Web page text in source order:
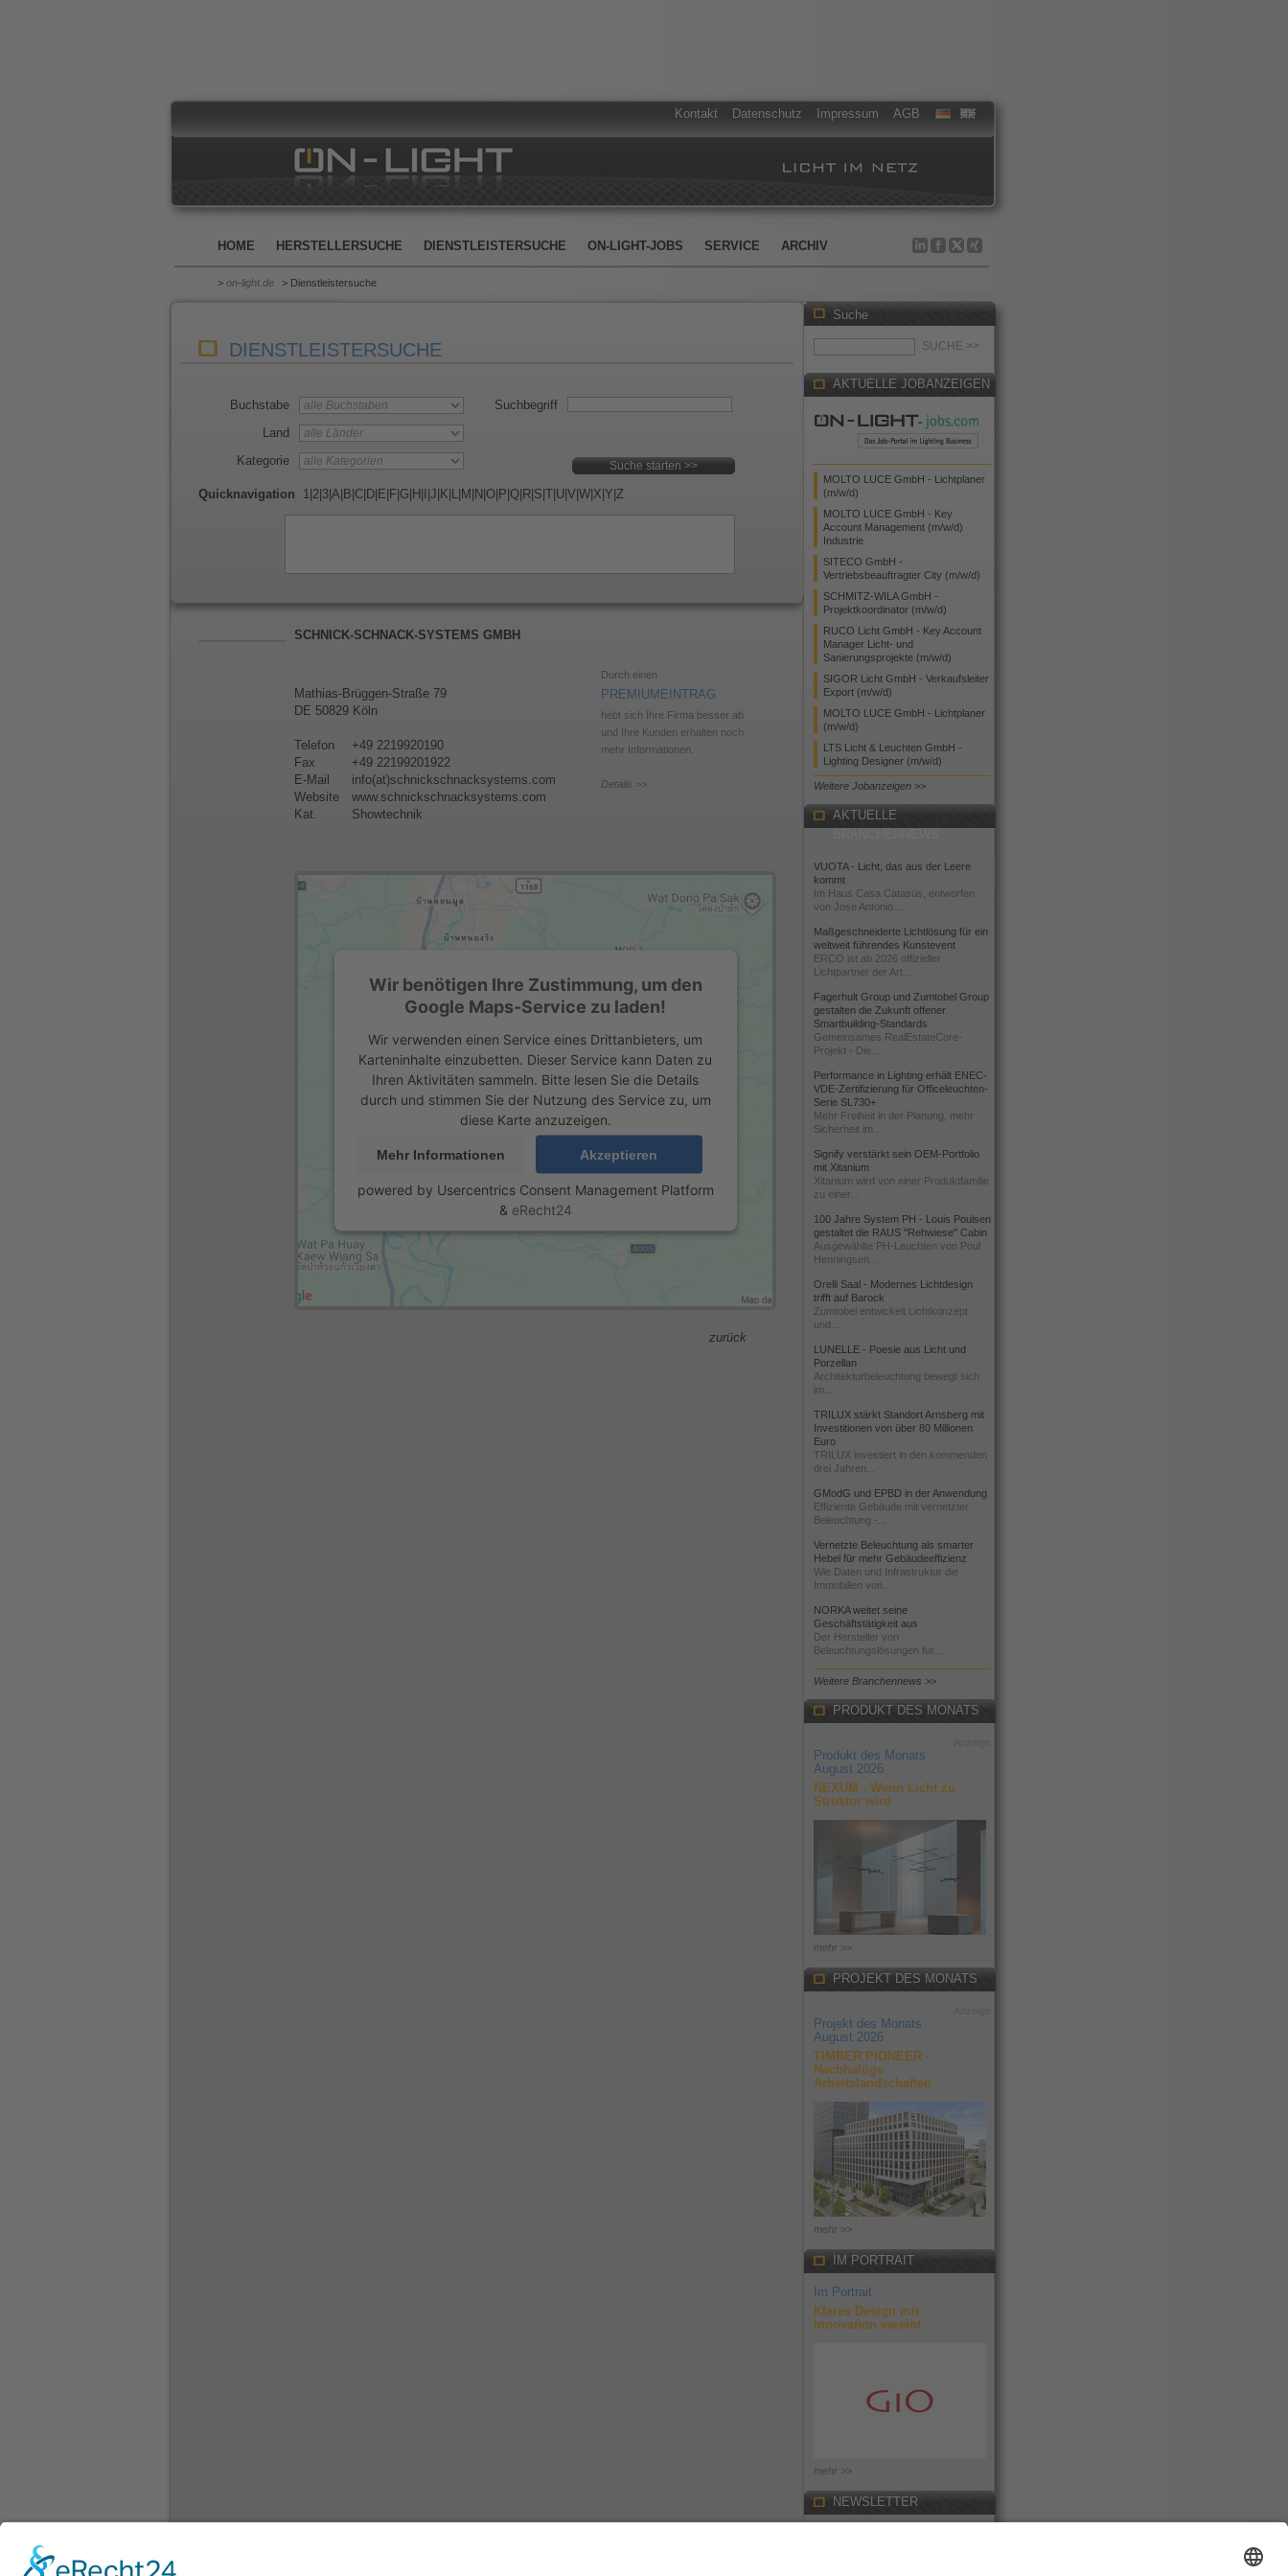
Kontakt Datenschutz Impressum AGB
HOME HERSTELLERSUCHE DIENSTLEISTERSUCHE ON-LIGHT-JOBS SERVICE ARCHIV
> on-light.de > Dienstleistersuche
DIENSTLEISTERSUCHE
Buchstabe
Land
Kategorie
Suchbegriff
Quicknavigation 1 2 3 A B C D E F G H J K L M N O P Q R S T U V W X Y Z
SCHNICK-SCHNACK-SYSTEMS GMBH
Mathias-Brüggen-Straße 79
DE 50829 Köln
Telefon
+49 2219920190
Fax
+49 22199201922
E-Mail
info(at)schnickschnacksystems.com
Website
www.schnickschnacksystems.com
Kat.
Showtechnik
Durch einen
PREMIUMEINTRAG
hebt sich Ihre Firma besser ab
und Ihre Kunden erhalten noch
mehr Informationen.
Details >>
Wir benötigen Ihre Zustimmung, um den
Google Maps-Service zu laden!
Wir verwenden einen Service eines Drittanbieters, um
Karteninhalte einzubetten. Dieser Service kann Daten zu
Ihren Aktivitäten sammeln. Bitte lesen Sie die Details
durch und stimmen Sie der Nutzung des Service zu, um
diese Karte anzuzeigen.
Mehr Informationen Akzeptieren
powered by Usercentrics Consent Management Platform
& eRecht24
zurück
Suche
AKTUELLE JOBANZEIGEN
MOLTO LUCE GmbH - Lichtplaner
(m/w/d)
MOLTO LUCE GmbH - Key
Account Management (m/w/d)
Industrie
SITECO GmbH -
Vertriebsbeauftragter City (m/w/d)
SCHMITZ-WILA GmbH -
Projektkoordinator (m/w/d)
RUCO Licht GmbH - Key Account
Manager Licht- und
Sanierungsprojekte (m/w/d)
SIGOR Licht GmbH - Verkaufsleiter
Export (m/w/d)
MOLTO LUCE GmbH - Lichtplaner
(m/w/d)
LTS Licht & Leuchten GmbH -
Lighting Designer (m/w/d)
Weitere Jobanzeigen >>
AKTUELLE
VUOTA - Licht, das aus der Leere
kommt
Im Haus Casa Catasüs, entworfen
von Jose Antonio...
Maßgeschneiderte Lichtlösung für ein
weltweit führendes Kunstevent
ERCO ist ab 2026 offizieller
Lichtpartner der Art...
Fagerhult Group und Zumtobel Group
gestalten die Zukunft offener
Smartbuilding-Standards
Gemeinsames RealEstateCore-
Projekt - Die...
Performance in Lighting erhält ENEC-
VDE-Zertifizierung für Officeleuchten-
Serie SL730+
Mehr Freiheit in der Planung, mehr
Sicherheit im...
Signify verstärkt sein OEM-Portfolio
mit Xitanium
Xitanium wird von einer Produktfamilie
zu einer...
100 Jahre System PH - Louis Poulsen
gestaltet die RAUS "Rehwiese" Cabin
Ausgewählte PH-Leuchten von Poul
Henningsen...
Orelli Saal - Modernes Lichtdesign
trifft auf Barock
Zumtobel entwickelt Lichtkonzept
und...
LUNELLE - Poesie aus Licht und
Porzellan
Architekturbeleuchtung bewegt sich
im...
TRILUX stärkt Standort Arnsberg mit
Investitionen von über 80 Millionen
Euro
TRILUX investiert in den kommenden
drei Jahren...
GModG und EPBD in der Anwendung
Effiziente Gebäude mit vernetzter
Beleuchtung -...
Vernetzte Beleuchtung als smarter
Hebel für mehr Gebäudeeffizienz
Wie Daten und Infrastruktur die
Immobilien von...
NORKA weitet seine
Geschäftstätigkeit aus
Der Hersteller von
Beleuchtungslösungen für...
Weitere Branchennews >>
PRODUKT DES MONATS
Produkt des Monats
August 2026
NEXUM - Wenn Licht zu
Struktur wird
mehr >>
PROJEKT DES MONATS
Projekt des Monats
August 2026
TIMBER PIONEER -
Nachhaltige
Arbeitslandschaften
mehr >>
IM PORTRAIT
Im Portrait
Klares Design mit
Innovation vereint
mehr >>
NEWSLETTER